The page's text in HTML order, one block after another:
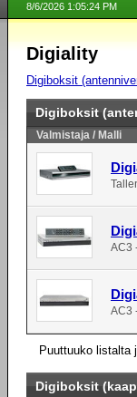
8/6/2026 1:05:24 PM
Digiality
Digiboksit
Digiboksit
Valmistaja / Malli
AC3
AC3
Puuttuuko listalta
Digiboksit